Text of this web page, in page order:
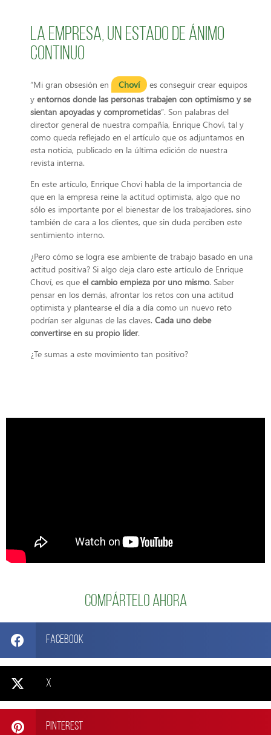
La empresa, un estado de ánimo
continuo
“Mi gran obsesión en Choví
es conseguir crear equipos
y entornos donde las personas trabajen con optimismo y se
sientan apoyadas y comprometidas”. Son palabras del
director general de nuestra compañía, Enrique Choví, tal y
como queda reflejado en el artículo que os adjuntamos en
esta noticia, publicado en la última edición de nuestra
revista interna.
En este artículo, Enrique Choví habla de la importancia de
que en la empresa reine la actitud optimista, algo que no
sólo es importante por el bienestar de los trabajadores, sino
también de cara a los clientes, que sin duda perciben este
sentimiento interno.
¿Pero cómo se logra ese ambiente de trabajo basado en una
actitud positiva? Si algo deja claro este artículo de Enrique
Choví, es que el cambio empieza por uno mismo. Saber
pensar en los demás, afrontar los retos con una actitud
optimista y plantearse el día a día como un nuevo reto
podrían ser algunas de las claves. Cada uno debe
convertirse en su propio líder.
¿Te sumas a este movimiento tan positivo?
Compártelo ahora
Facebook
X
Pinterest